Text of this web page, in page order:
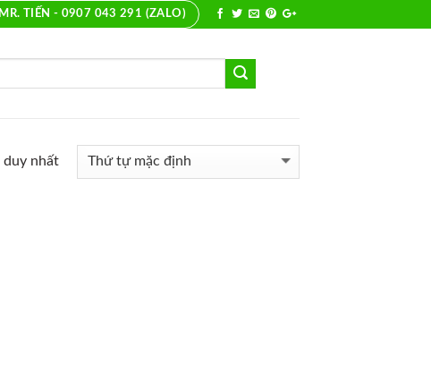
MR. TIẾN - 0907 043 291 (ZALO)
duy nhất